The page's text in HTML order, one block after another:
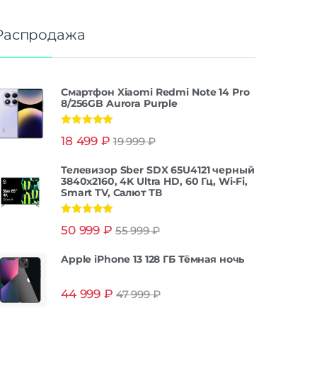
МП
12 ч
|
|
|
|
|
|
|
от
Смартфон Xiaomi Redmi Note 14 Pro
8/256GB Aurora Purple
из 5
18 499 ₽ 19 999₽
Телевизор Sber SDX 65U4121 черный
3840x2160, 4K Ultra HD, 60 Гц, Wi-Fi,
Smart TV, Салют ТВ
из 5
50 999 ₽ 55 999₽
Apple iPhone 13 128 ГБ Тёмная ночь
44 999 ₽ 47 999₽